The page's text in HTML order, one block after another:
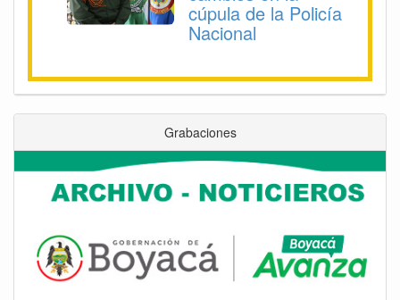
cúpula de la Policía
Nacional
Grabaciones